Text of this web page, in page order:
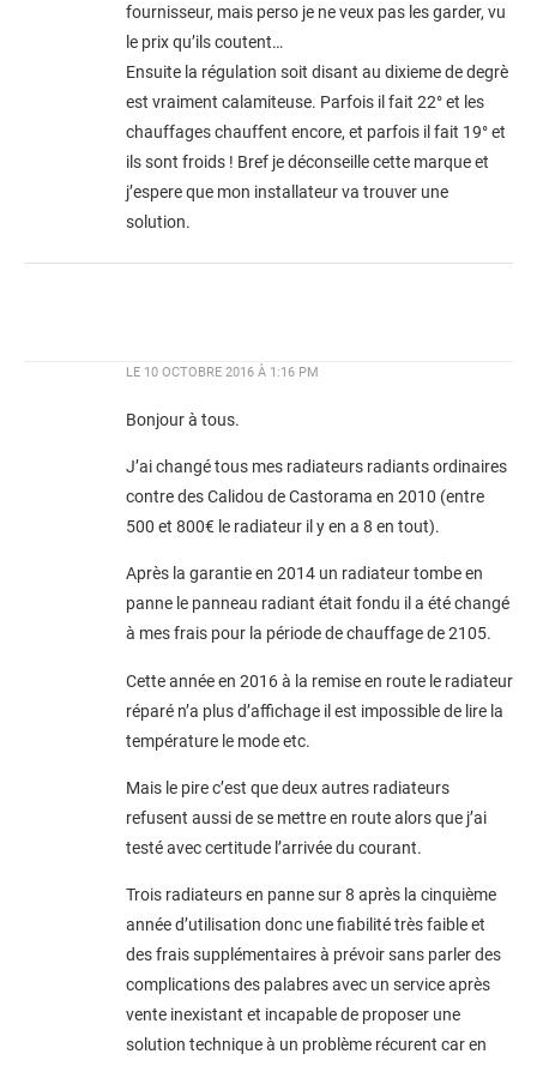
fournisseur, mais perso je ne veux pas les garder, vu
le prix qu’ils coutent…
Ensuite la régulation soit disant au dixieme de degrè
est vraiment calamiteuse. Parfois il fait 22° et les
chauffages chauffent encore, et parfois il fait 19° et
ils sont froids ! Bref je déconseille cette marque et
j’espere que mon installateur va trouver une
solution.
LE 10 OCTOBRE 2016 À 1:16 PM
Bonjour à tous.
J’ai changé tous mes radiateurs radiants ordinaires
contre des Calidou de Castorama en 2010 (entre
500 et 800€ le radiateur il y en a 8 en tout).
Après la garantie en 2014 un radiateur tombe en
panne le panneau radiant était fondu il a été changé
à mes frais pour la période de chauffage de 2105.
Cette année en 2016 à la remise en route le radiateur
réparé n’a plus d’affichage il est impossible de lire la
température le mode etc.
Mais le pire c’est que deux autres radiateurs
refusent aussi de se mettre en route alors que j’ai
testé avec certitude l’arrivée du courant.
Trois radiateurs en panne sur 8 après la cinquième
année d’utilisation donc une fiabilité très faible et
des frais supplémentaires à prévoir sans parler des
complications des palabres avec un service après
vente inexistant et incapable de proposer une
solution technique à un problème récurent car en